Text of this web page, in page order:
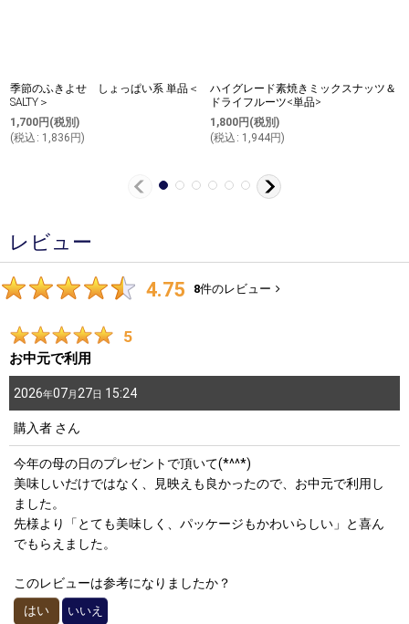
季節のふきよせ しょっぱい系 単品＜
SALTY＞
1,700円(税別)
(税込 : 1,836円)
ハイグレード素焼きミックスナッツ＆
ドライフルーツ<単品>
1,800円(税別)
(税込 : 1,944円)
レビュー
4.75 8件のレビュー
5
お中元で利用
2026年07月 27日 15:24
購入者 さん
今年の母の日のプレゼントで頂いて(*^^*)
美味しいだけではなく、見映えも良かったので、お中元で利用し
ました。
先様より「とても美味しく、パッケージもかわいらしい」と喜ん
でもらえました。
このレビューは参考になりましたか？
はい
いいえ